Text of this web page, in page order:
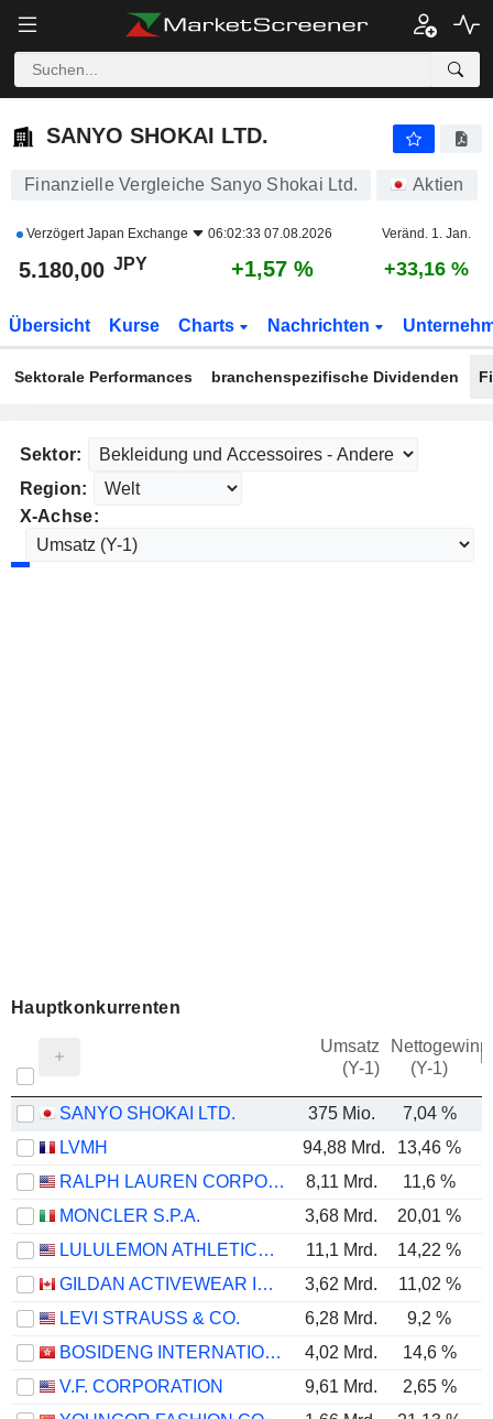
SANYO SHOKAI LTD.
SANYO SHOKAI LTD.
Finanzielle Vergleiche Sanyo Shokai Ltd. Aktien
VerzögertJapan Exchange 06:02:33 07.08.2026 Veränd. 1. Jan.
5.180,00 JPY +1,57 % +33,16 %
Übersicht Kurse Charts Nachrichten
Sektorale Performances branchenspezifische Dividenden
Sektor:
Region:
X-Achse:
Hauptkonkurrenten
Umsatz
(Y-1)
Nettogewinn
(Y-1)
SANYO SHOKAI LTD. 375 Mio. 7,04 %
LVMH
94,88 Mrd. 13,46 %
RALPH LAUREN CORPORATION
8,11 Mrd. 11,6 %
MONCLER S.P.A.
3,68 Mrd. 20,01 %
LULULEMON ATHLETICA INC.
11,1 Mrd. 14,22 %
GILDAN ACTIVEWEAR INC.
3,62 Mrd. 11,02 %
LEVI STRAUSS & CO.
6,28 Mrd. 9,2 %
BOSIDENG INTERNATIONAL HOLDINGS LIMITED
4,02 Mrd. 14,6 %
V.F. CORPORATION
9,61 Mrd. 2,65 %